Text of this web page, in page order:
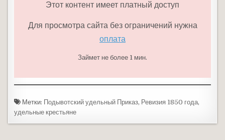
Этот контент имеет платный доступ
Для просмотра сайта без ограничений нужна
оплата
Займет не более 1 мин.
Метки: Подывотский удельный Приказ, Ревизия 1850 года,
удельные крестьяне